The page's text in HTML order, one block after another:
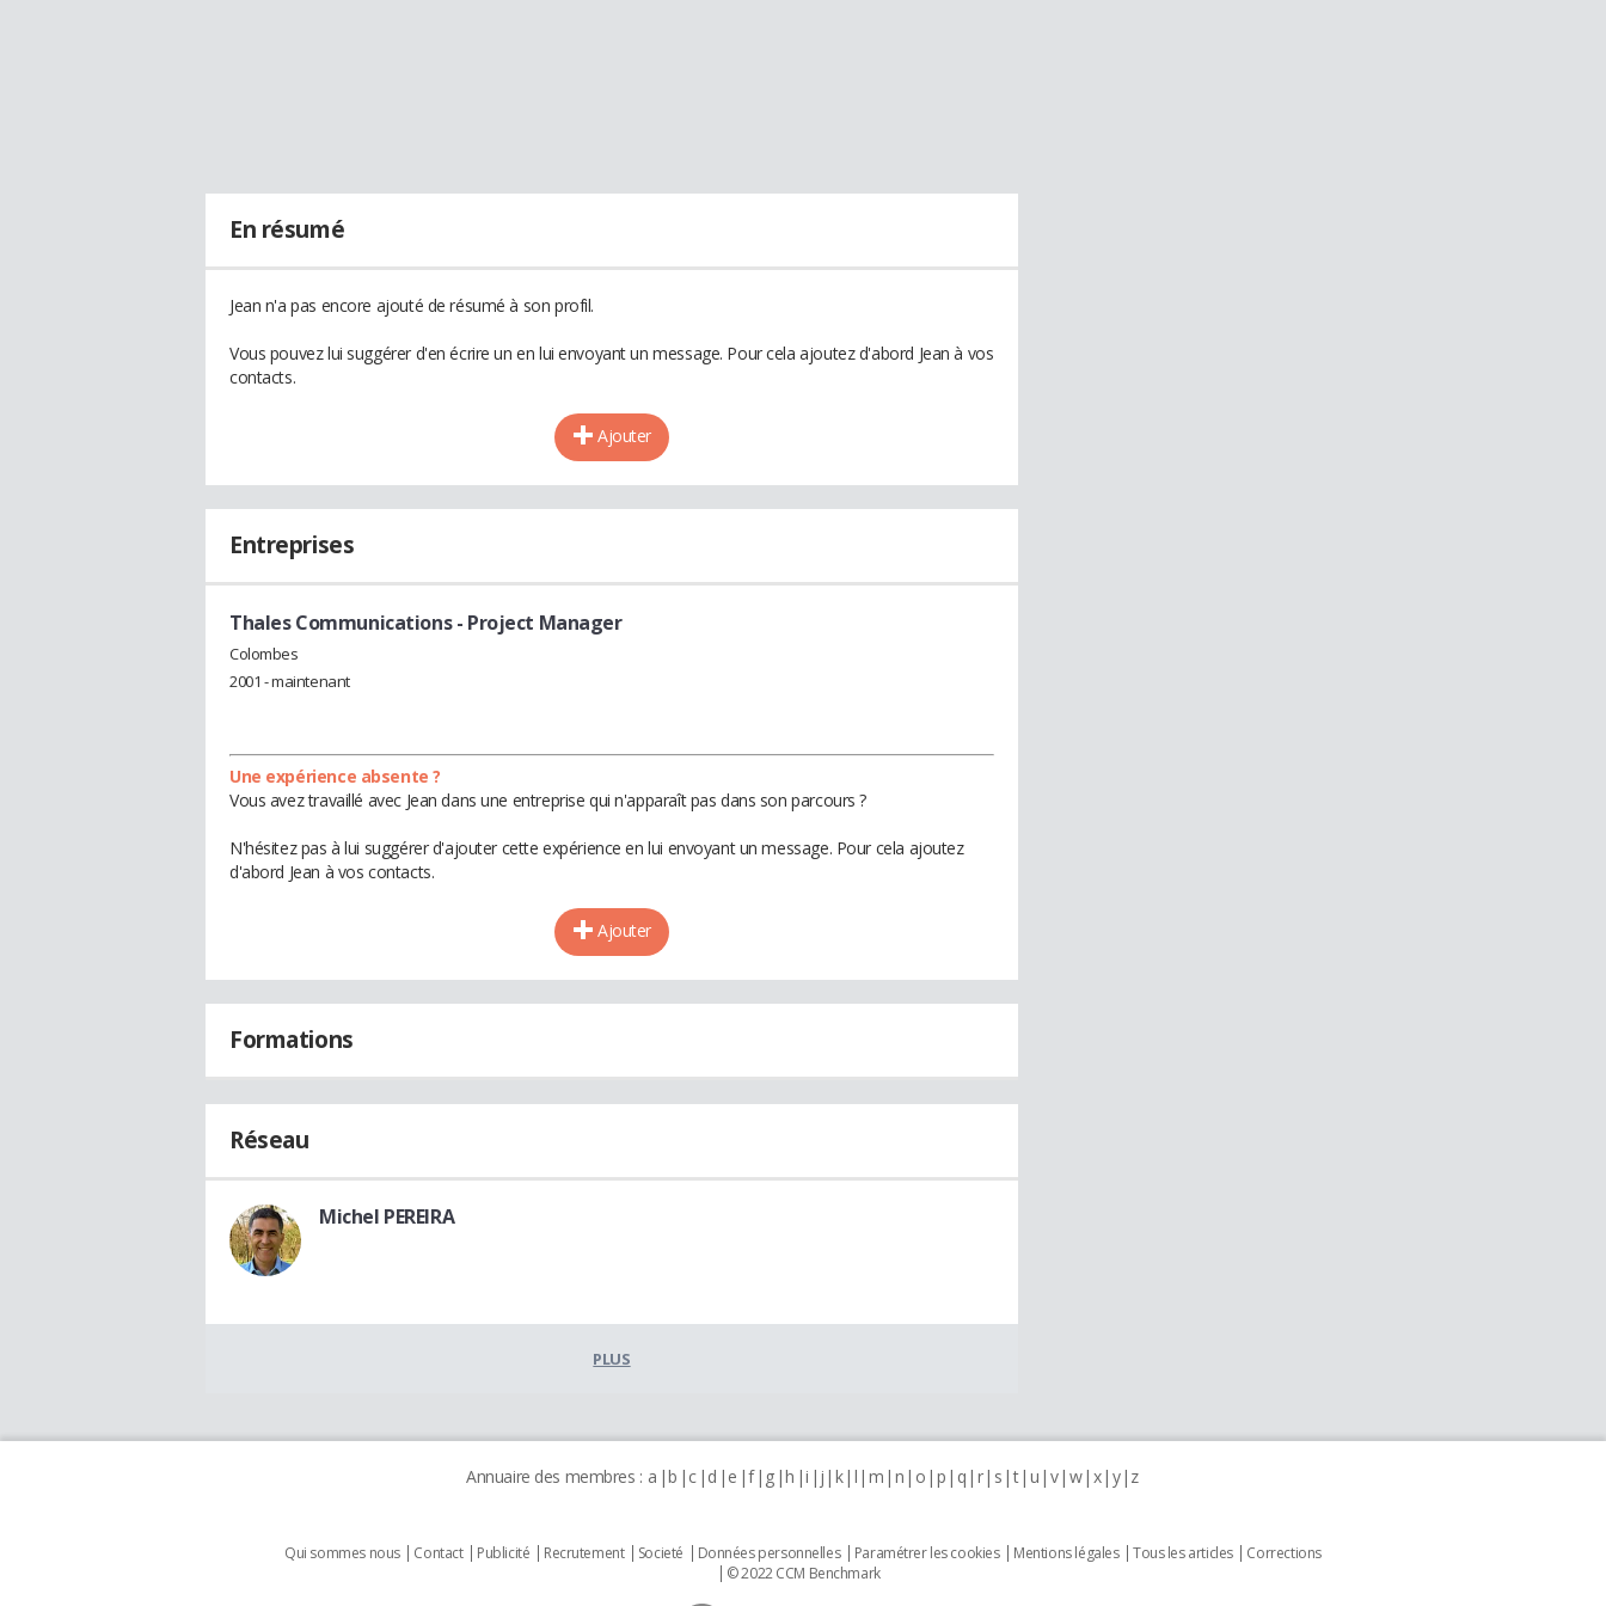
En résumé
Jean n'a pas encore ajouté de résumé à son profil.
Vous pouvez lui suggérer d'en écrire un en lui envoyant un message. Pour cela ajoutez d'abord Jean à vos
contacts.
Ajouter
Entreprises
Thales Communications- Project Manager
Colombes
2001 - maintenant
Une expérience absente ?
Vous avez travaillé avec Jean dans une entreprise qui n'apparaît pas dans son parcours ?
N'hésitez pas à lui suggérer d'ajouter cette expérience en lui envoyant un message. Pour cela ajoutez
d'abord Jean à vos contacts.
Ajouter
Formations
Réseau
Michel PEREIRA
PLUS
Annuaire des membres : a b c d e f g h i j k l m n o p q r s t u v w x y z
Qui sommes nous Contact Publicité Recrutement Societé Données personnelles Paramétrer les cookies Mentions légales Tous les articles
Corrections
© 2022 CCM Benchmark